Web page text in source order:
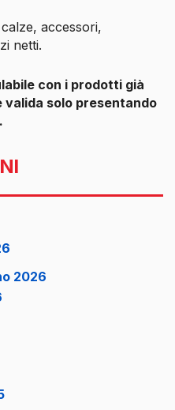
accessori,
netti.
con i prodotti già
solo presentando
2026